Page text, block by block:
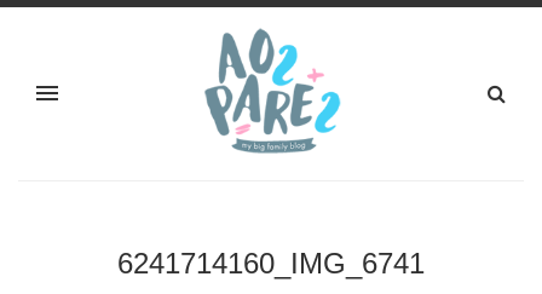
6241714160_IMG_6741